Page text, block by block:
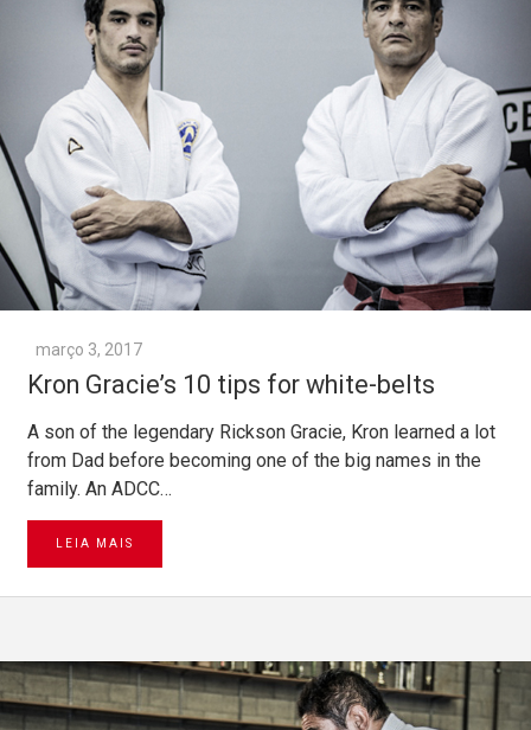
março 3, 2017
Kron Gracie’s 10 tips for white-belts
A son of the legendary Rickson Gracie, Kron learned a lot
from Dad before becoming one of the big names in the
family. An ADCC…
LEIA MAIS